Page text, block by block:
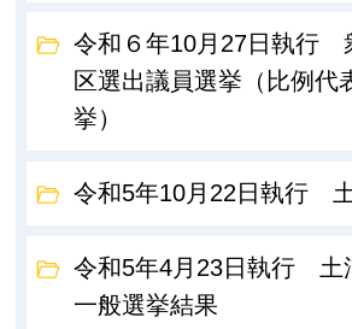
令和６年10月27日執行
区選出議員選挙（比例代
挙）
令和5年10月22日執行
令和5年4月23日執行 土
一般選挙結果